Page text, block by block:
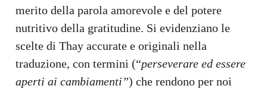
merito della parola amorevole e del potere
nutritivo della gratitudine. Si evidenziano le
scelte di Thay accurate e originali nella
traduzione, con termini (“perseverare ed essere
aperti ai cambiamenti”) che rendono per noi